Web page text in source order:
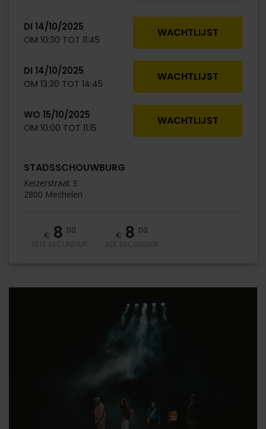
DI 14/10/2025
OM 10:30 TOT 11:45
WACHTLIJST
DI 14/10/2025
OM 13:30 TOT 14:45
WACHTLIJST
WO 15/10/2025
OM 10:00 TOT 11:15
WACHTLIJST
STADSSCHOUWBURG
Keizerstraat 3
2800 Mechelen
€ 8 .00
1STE SECUNDAIR
€ 8 .00
2DE SECUNDAIR